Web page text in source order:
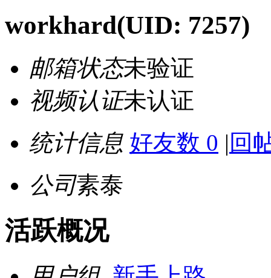
workhard(UID: 7257)
邮箱状态未验证
视频认证未认证
统计信息 好友数 0 | 回
公司素泰
活跃概况